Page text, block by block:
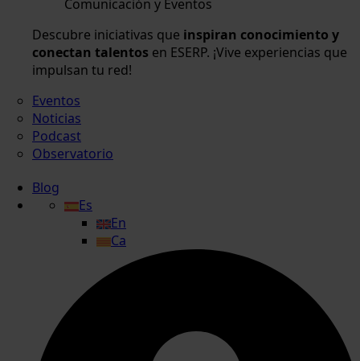
Comunicación y Eventos
Descubre iniciativas que inspiran conocimiento y
conectan talentos en ESERP. ¡Vive experiencias que
impulsan tu red!
Eventos
Noticias
Podcast
Observatorio
Blog
Es
En
Ca